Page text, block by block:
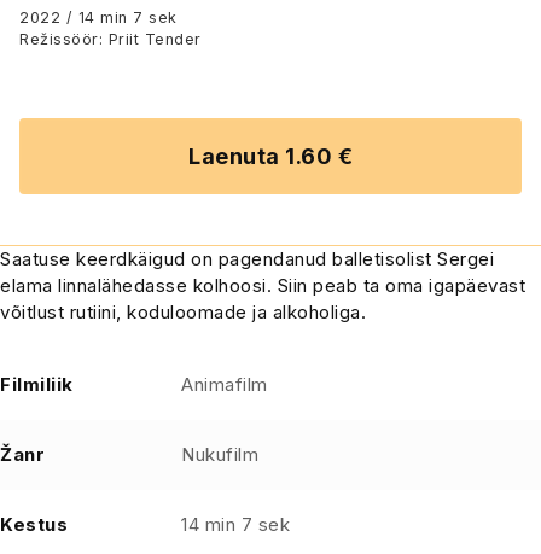
2022 / 14 min 7 sek
Režissöör: Priit Tender
Laenuta 1.60 €
Saatuse keerdkäigud on pagendanud balletisolist Sergei
elama linnalähedasse kolhoosi. Siin peab ta oma igapäevast
võitlust rutiini, koduloomade ja alkoholiga.
Filmiliik Animafilm
Žanr Nukufilm
Kestus 14 min 7 sek